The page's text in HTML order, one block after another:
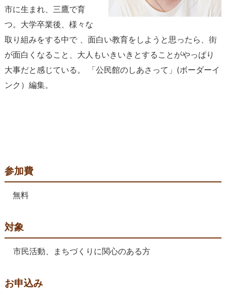
市に生まれ、三鷹で育
つ。大学卒業後、様々な
取り組みをする中で 、面白い教育をしようと思ったら、街
が面白くなること、大人もいきいきとすることがやっぱり
大事だと感じている。 「公民館のしあさって」 (ボーダーイ
ンク）編集。
参加費
無料
対象
市民活動、まちづくりに関心のある方
お申込み